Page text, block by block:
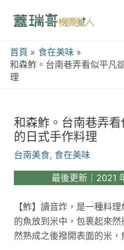
首頁
食在美味
和森鮓。台南巷弄看似平凡
理
和森鮓。台南巷弄
的日式手作料理
台南美食, 食在美味
最後更新｜2021
【鮓】讀音炸，是一種料
的魚放到米中，包裹起來
然熟成之後撥開表面的米，